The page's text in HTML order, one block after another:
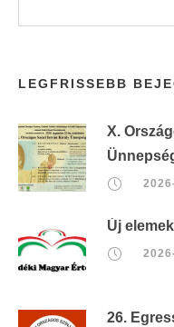
LEGFRISSEBB
X.
Új
26.